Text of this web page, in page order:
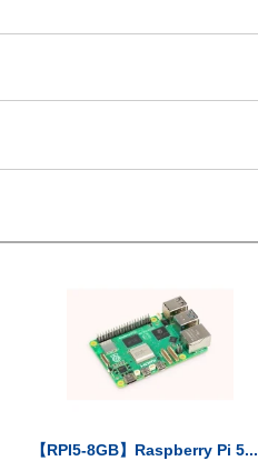
【RPI5-8GB】Raspberry Pi 5...